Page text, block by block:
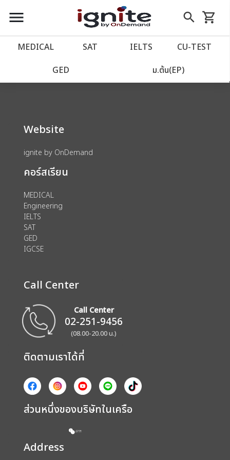
close
account_balance หน้าแรก
เว็บไซต์อิกไนท์
import_contacts วางแผนการเรียน
account_circle เข้าสู่ระบบ
assignment ลงทะเบียน
menu search
Skip
to
shopping_cart
รถเข็น
MEDICAL SAT IELTS CU‑TEST
GED ม.ต้น(EP)
We could not find anything for 80003928
Website
ignite by OnDemand
คอร์สเรียน
MEDICAL
Engineering
IELTS
SAT
GED
IGCSE
Call Center
Call Center
02-251-9456
(08.00-20.00 น.)
ติดตามเราได้ที่
ส่วนหนึ่งของบริษัทในเครือ
Address